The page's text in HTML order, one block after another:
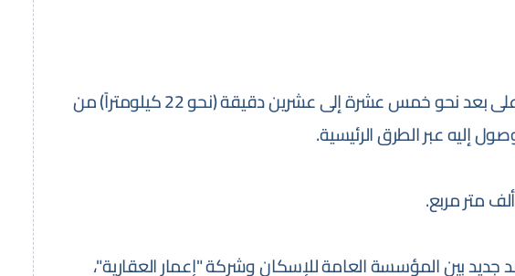
يقع في منطقة يعفور بريف دمشق، على بعد نحو خمس عشرة إلى عشرين دقيقة (نحو 22 كيلومتراً) من
إليه عبر الطرق الرئيسية.
بين المؤسسة العامة للإسكان وشركة "إعمار العقارية"،